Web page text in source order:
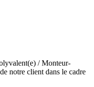
/ Monteur-
notre client dans le cadre